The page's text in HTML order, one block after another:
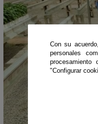
Con su
personales
"Configurar